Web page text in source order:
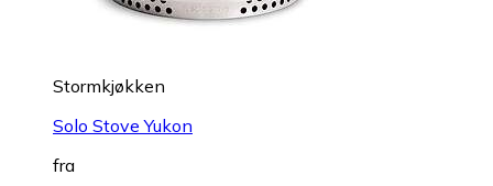
Stormkjøkken
Solo Stove Yukon
fra